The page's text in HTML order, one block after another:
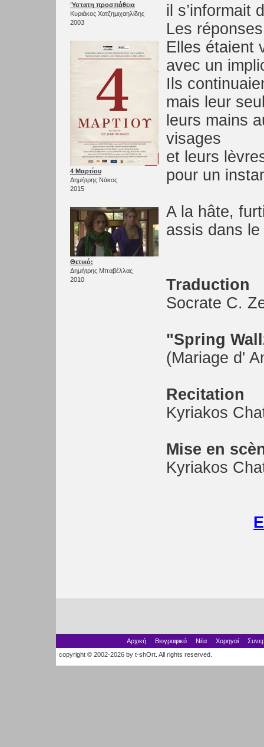
Ύστατη προσπάθεια
Κυριάκος Χατζημιχαηλίδης
2003
4 Μαρτίου
Δημήτρης Νάκος
2015
Θετικό;
Δημήτρης Μπαβέλλας
2010
il s’informait
Les
Elles étaient
avec un
Ils
mais leur
leurs mains
visages
et leurs
pour un
A la hâte,
assis dans le
Traduction
Socrate C.
"Spring
(Mariage d'
Recitation
Kyriakos
Mise en
Kyriakos
Αρχική Βιογραφικό Νέα Χορηγοί
copyright © 2002-2026 by t-shOrt. All rights reserved.